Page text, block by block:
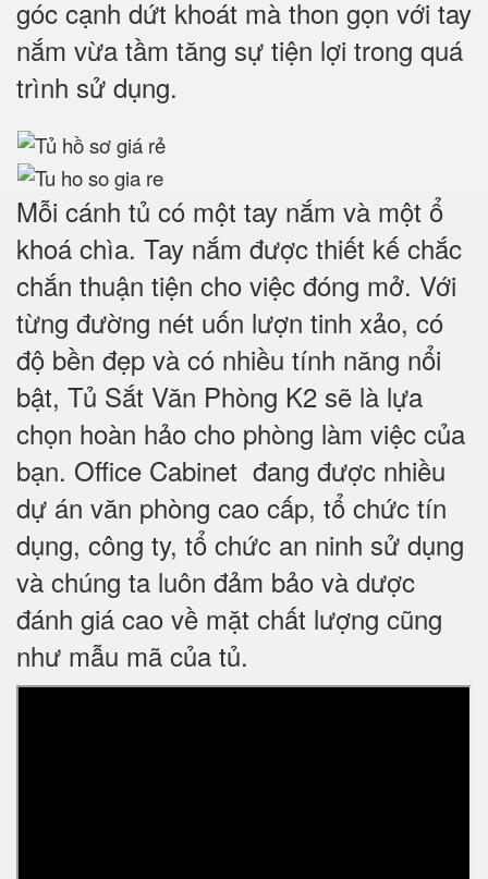
góc cạnh dứt khoát mà thon gọn với tay
nắm vừa tầm tăng sự tiện lợi trong quá
trình sử dụng.
Mỗi cánh tủ có một tay nắm và một ổ
khoá chìa. Tay nắm được thiết kế chắc
chắn thuận tiện cho việc đóng mở. Với
từng đường nét uốn lượn tinh xảo, có
độ bền đẹp và có nhiều tính năng nổi
bật, Tủ Sắt Văn Phòng K2 sẽ là lựa
chọn hoàn hảo cho phòng làm việc của
bạn. Office Cabinet đang được nhiều
dự án văn phòng cao cấp, tổ chức tín
dụng, công ty, tổ chức an ninh sử dụng
và chúng ta luôn đảm bảo và dược
đánh giá cao về mặt chất lượng cũng
như mẫu mã của tủ.